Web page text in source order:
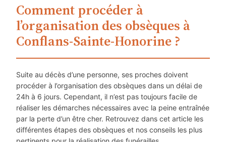
Comment procéder à
l’organisation des obsèques à
Conflans-Sainte-Honorine ?
Suite au décès d’une personne, ses proches doivent
procéder à l’organisation des obsèques dans un délai de
24h à 6 jours. Cependant, il n’est pas toujours facile de
réaliser les démarches nécessaires avec la peine entraînée
par la perte d’un être cher. Retrouvez dans cet article les
différentes étapes des obsèques et nos conseils les plus